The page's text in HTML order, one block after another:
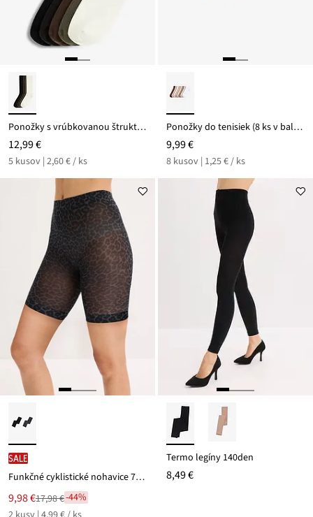
Ponožky s vrúbkovanou štruktúrou a bio bavlnou (5 ks)
12,99 €
5 kusov | 2,60 € / ks
Ponožky do tenisiek (8 ks v balení)
9,99 €
8 kusov | 1,25 € / ks
SALE
Funkčné cyklistické nohavice 70 DEN (2 ks v balení)
Nová
cena
9,98 €
Zľava17,98 €-44%
Termo legíny 140den
8,49 €